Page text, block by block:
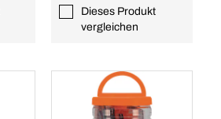
Dieses Produkt
vergleichen